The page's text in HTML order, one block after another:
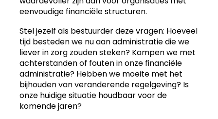
eenvoudige financiële structuren.
Stel jezelf als bestuurder deze vragen: Hoeveel
tijd besteden we nu aan administratie die we
liever in zorg zouden steken? Kampen we met
achterstanden of fouten in onze financiële
administratie? Hebben we moeite met het
bijhouden van veranderende regelgeving? Is
onze huidige situatie houdbaar voor de
komende jaren?